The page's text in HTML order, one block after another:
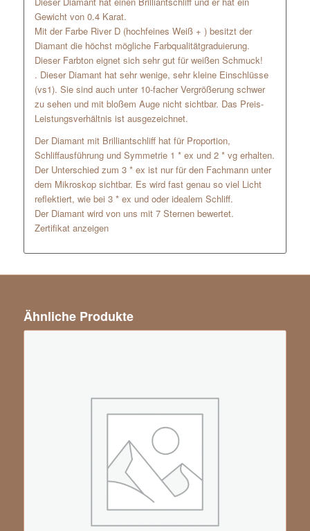
Gewicht von 0.4 Karat.
Mit der Farbe River D (hochfeines Weiß + ) besitzt der
Diamant die höchst mögliche Farbqualitätgraduierung.
Dieser Farbton eignet sich sehr gut für weißen Schmuck!
. Dieser Diamant hat sehr wenige, sehr kleine Einschlüsse
(vs1). Sie sind auch unter 10-facher Vergrößerung schwer
zu sehen und mit bloßem Auge nicht sichtbar. Das Preis-
Leistungsverhältnis ist ausgezeichnet.
Der Diamant mit Brilliantschliff hat für Proportion,
Schliffausführung und Symmetrie 1 * ex und 2 * vg erhalten.
Der Unterschied zum 3 * ex ist nur für den Fachmann unter
dem Mikroskop sichtbar. Es wird fast genau so viel Licht
reflektiert, wie bei 3 * ex und oder idealem Schliff.
Der Diamant wird von uns mit 7 Sternen bewertet.
Zertifikat anzeigen
Ähnliche Produkte